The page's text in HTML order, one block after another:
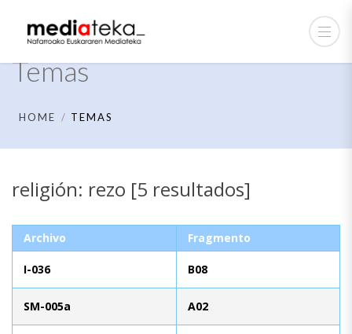
Temas
HOME TEMAS
religión: rezo [5 resultados]
Archivo Fragmento
I-036 B08
SM-005a A02